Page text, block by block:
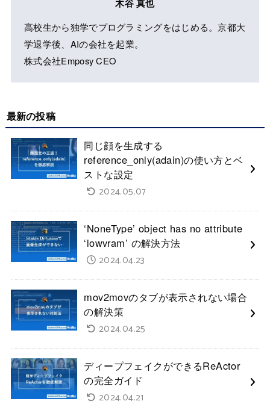
木谷 真也
高校生から独学でプログラミングをはじめる。京都大
学退学後、AIの会社を起業。
株式会社Emposy CEO
最新の投稿
同じ顔を生成する
reference_only(adain)の使い方とベ
ストな設定
2024.05.07
‘NoneType’ object has no attribute
‘lowvram’ の解決方法
2024.04.23
mov2movのタブが表示されない場合
の解決策
2024.04.25
ディープフェイクができるReActor
の完全ガイド
2024.04.21